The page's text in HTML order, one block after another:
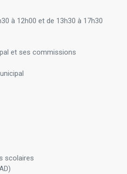
à 12h00 et de 13h30 à 17h30
et ses commissions
scolaires